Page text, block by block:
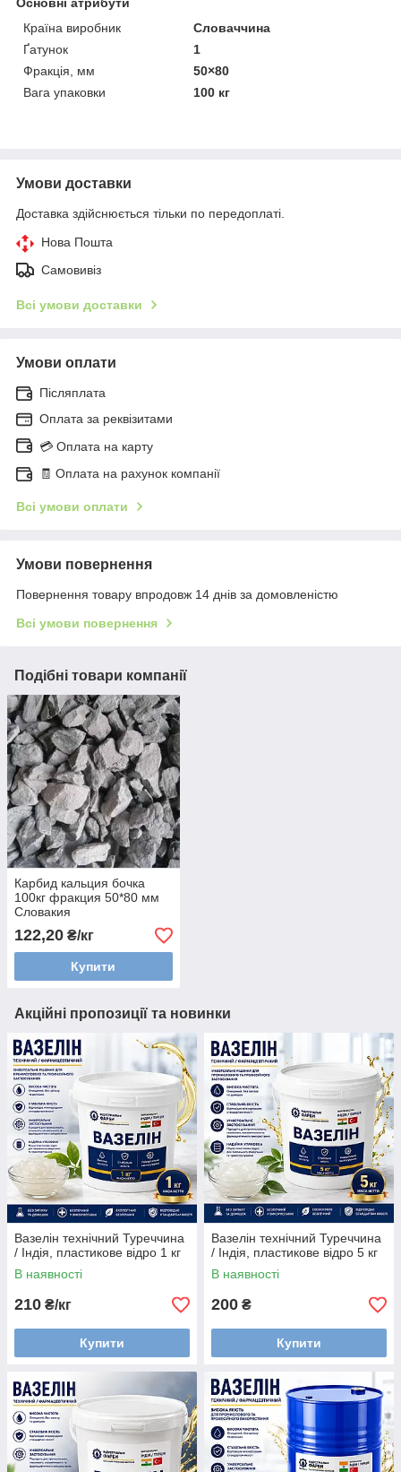
Основні атрибути
Країна виробник
Словаччина
Ґатунок
1
Фракція, мм
50×80
Вага упаковки
100 кг
Умови доставки
Доставка здійснюється тільки по передоплаті.
Нова Пошта
Самовивіз
Всі умови доставки
Умови оплати
Післяплата
Оплата за реквізитами
💳 Оплата на карту
🧾 Оплата на рахунок компанії
Всі умови оплати
Умови повернення
Повернення товару впродовж 14 днів за домовленістю
Всі умови повернення
Подібні товари компанії
Карбид кальция бочка
100кг фракция 50*80 мм
Словакия
122,20 ₴/кг
Купити
Акційні пропозиції та новинки
Вазелін технічний Туреччина
/ Індія, пластикове відро 1 кг
В наявності
210 ₴/кг
Купити
Вазелін технічний Туреччина
/ Індія, пластикове відро 5 кг
В наявності
200 ₴
Купити